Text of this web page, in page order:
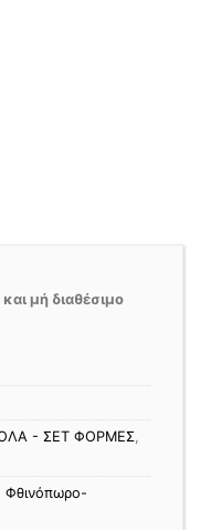
μή διαθέσιμο
- ΣΕΤ ΦΟΡΜΕΣ,
Φθινόπωρο-